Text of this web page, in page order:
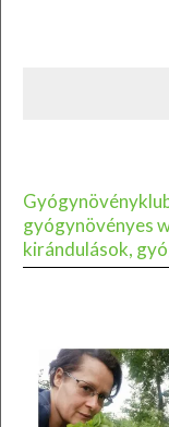
gyógynövényes
kirándulások,